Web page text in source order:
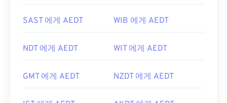
SAST 에게 AEDT WIB 에게 AEDT
NDT 에게 AEDT WIT 에게 AEDT
GMT 에게 AEDT NZDT 에게 AEDT